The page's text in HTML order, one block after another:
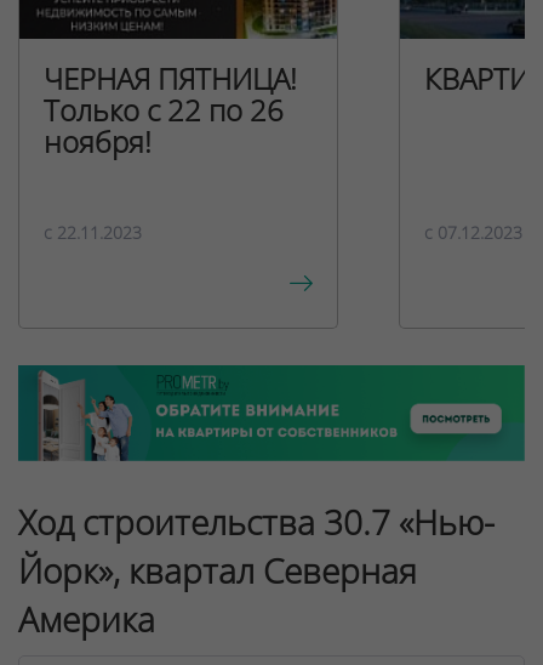
ЧЕРНАЯ ПЯТНИЦА!
Только с 22 по 26
ноября!
c 22.11.2023 c 07.12.2023
Ход строительства 30.7 «Нью-
Йорк», квартал Северная
Америка